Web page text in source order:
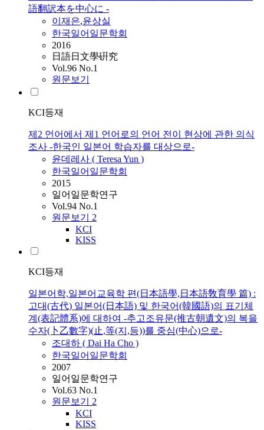
語翻訳本を中心に -
이재은,윤상실
한국일어일문학회
2016
日語日文學硏究
Vol.96 No.1
원문보기
KCI등재
제2 언어에서 제1 언어로의 언어 전이 현상에 관한 의식
조사 -한국인 일본어 학습자를 대상으로-
윤데레사 ( Teresa Yun )
한국일어일문학회
2015
일어일문학연구
Vol.94 No.1
원문보기 2
KCI
KISS
KCI등재
일본어학,일본어교육학 편(日本語學,日本語敎育學 篇) :
고대(古代) 일본어(日本語) 및 한국어(韓國語)의 표기체
계(表記體系)에 대하여 -추고조유문(推古朝遺文)의 복을
수자(卜乙數字)(止,等(지,등))를 중심(中心)으로-
조대하 ( Dai Ha Cho )
한국일어일문학회
2007
일어일문학연구
Vol.63 No.1
원문보기 2
KCI
KISS